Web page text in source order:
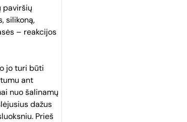
paviršių
silikoną,
– reakcijos
jo turi būti
ant
nuo šalinamų
dažus
Prieš